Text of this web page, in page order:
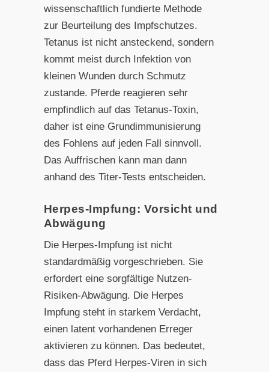
wissenschaftlich fundierte Methode
zur Beurteilung des Impfschutzes.
Tetanus ist nicht ansteckend, sondern
kommt meist durch Infektion von
kleinen Wunden durch Schmutz
zustande. Pferde reagieren sehr
empfindlich auf das Tetanus-Toxin,
daher ist eine Grundimmunisierung
des Fohlens auf jeden Fall sinnvoll.
Das Auffrischen kann man dann
anhand des Titer-Tests entscheiden.
Herpes-Impfung: Vorsicht und
Abwägung
Die Herpes-Impfung ist nicht
standardmäßig vorgeschrieben. Sie
erfordert eine sorgfältige Nutzen-
Risiken-Abwägung. Die Herpes
Impfung steht in starkem Verdacht,
einen latent vorhandenen Erreger
aktivieren zu können. Das bedeutet,
dass das Pferd Herpes-Viren in sich